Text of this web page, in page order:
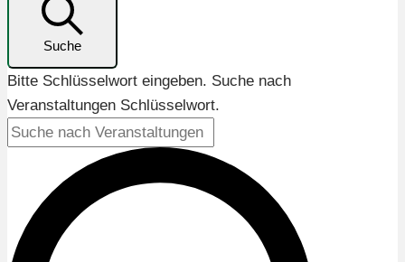
Suche
Bitte Schlüsselwort eingeben. Suche nach
Veranstaltungen Schlüsselwort.